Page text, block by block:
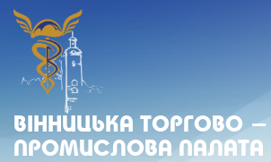
ВIННИЦЬКА ТОРГОВО -
ПРОМИСЛОВА ПАЛАТА